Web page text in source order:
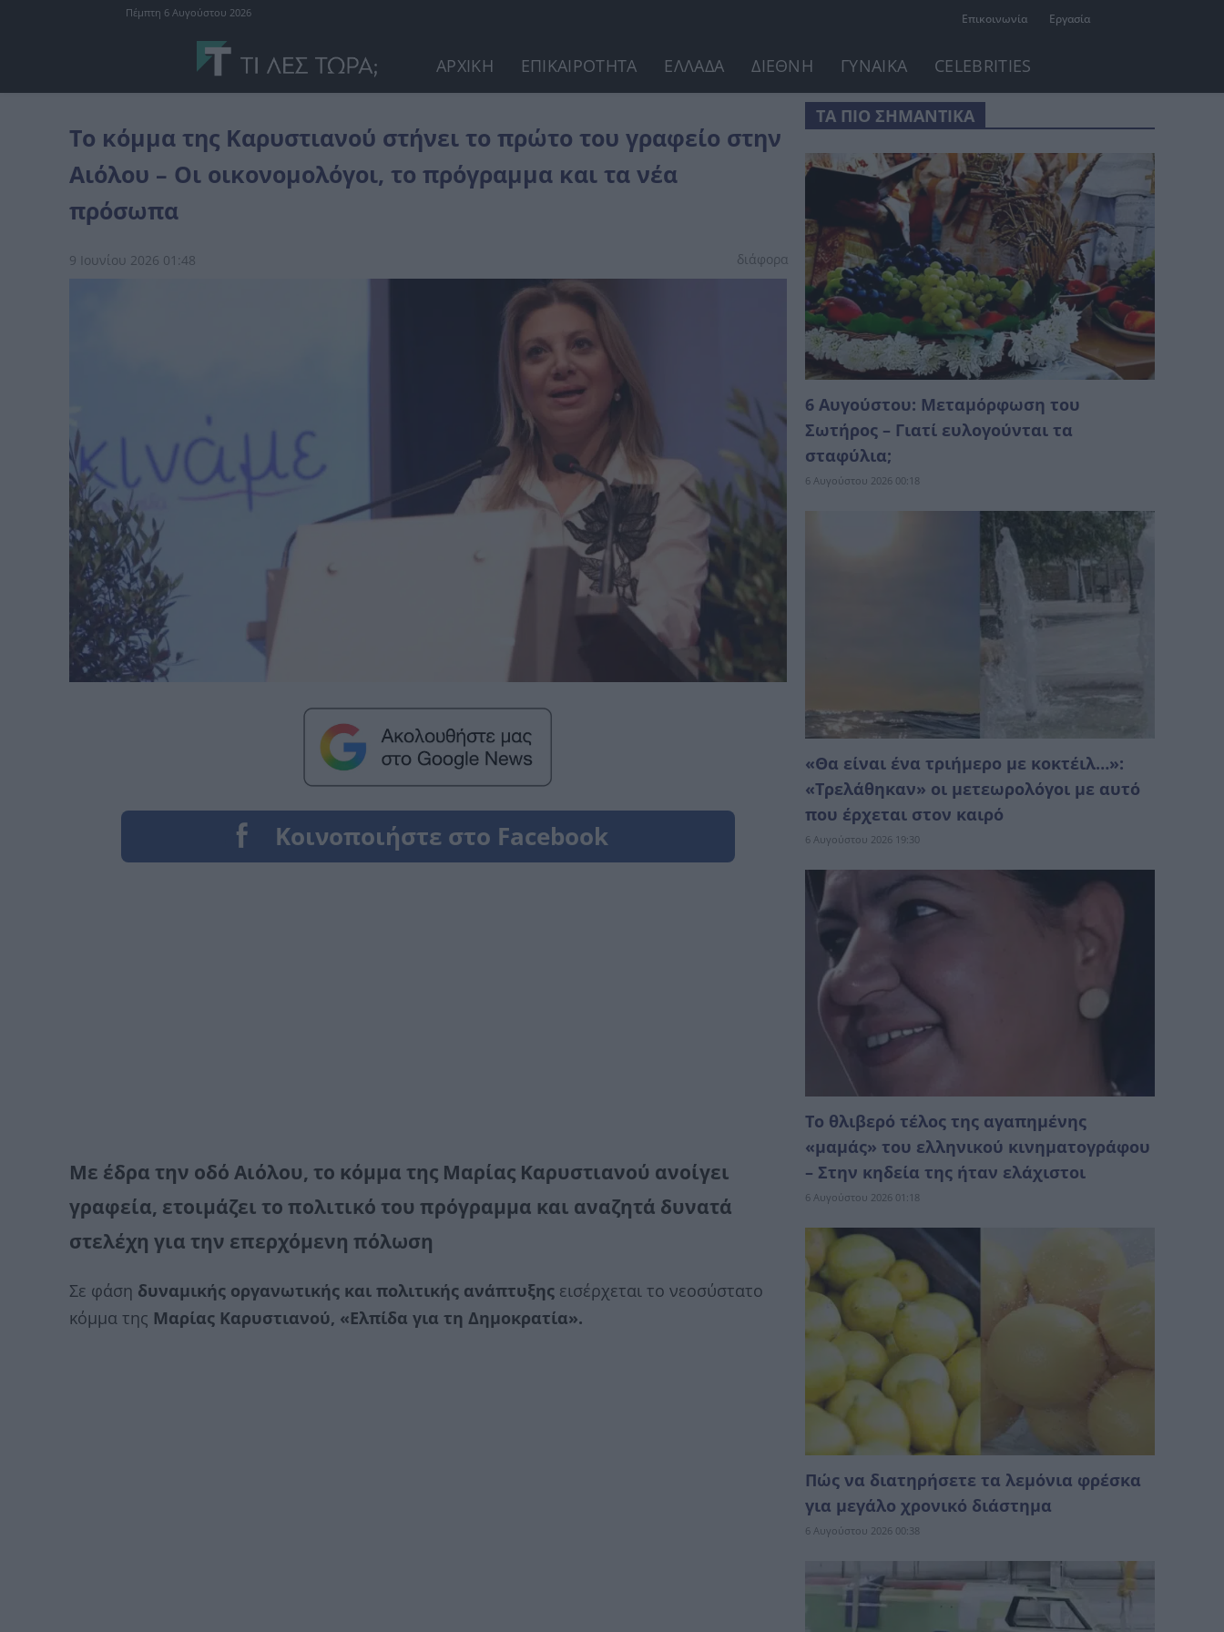
Επικοινωνία Εργασία
Πέμπτη 6 Αυγούστου 2026
ΑΡΧΙΚΗ ΕΠΙΚΑΙΡΟΤΗΤΑ ΕΛΛΑΔΑ ΔΙΕΘΝΗ ΓΥΝΑΙΚΑ CELEBRITIES
Το κόμμα της Καρυστιανού στήνει το πρώτο του γραφείο στην
Αιόλου – Οι οικονομολόγοι, το πρόγραμμα και τα νέα
πρόσωπα
9 Ιουνίου 2026 01:48 διάφορα
Με έδρα την οδό Αιόλου, το κόμμα της Μαρίας Καρυστιανού ανοίγει
γραφεία, ετοιμάζει το πολιτικό του πρόγραμμα και αναζητά δυνατά
στελέχη για την επερχόμενη πόλωση
Σε φάση δυναμικής οργανωτικής και πολιτικής ανάπτυξης εισέρχεται το νεοσύστατο
κόμμα της Μαρίας Καρυστιανού, «Ελπίδα για τη Δημοκρατία».
ΤΑ ΠΙΟ ΣΗΜΑΝΤΙΚΑ
6 Αυγούστου: Μεταμόρφωση του
Σωτήρος – Γιατί ευλογούνται τα
σταφύλια;
6 Αυγούστου 2026 00:18
«Θα είναι ένα τριήμερο με κοκτέιλ…»:
«Τρελάθηκαν» οι μετεωρολόγοι με αυτό
που έρχεται στον καιρό
6 Αυγούστου 2026 19:30
Το θλιβερό τέλος της αγαπημένης
«μαμάς» του ελληνικού κινηματογράφου
– Στην κηδεία της ήταν ελάχιστοι
6 Αυγούστου 2026 01:18
Πώς να διατηρήσετε τα λεμόνια φρέσκα
για μεγάλο χρονικό διάστημα
6 Αυγούστου 2026 00:38